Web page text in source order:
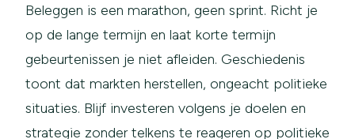
Beleggen is een marathon, geen sprint. Richt je
op de lange termijn en laat korte termijn
gebeurtenissen je niet afleiden. Geschiedenis
toont dat markten herstellen, ongeacht politieke
situaties. Blijf investeren volgens je doelen en
strategie zonder telkens te reageren op politieke